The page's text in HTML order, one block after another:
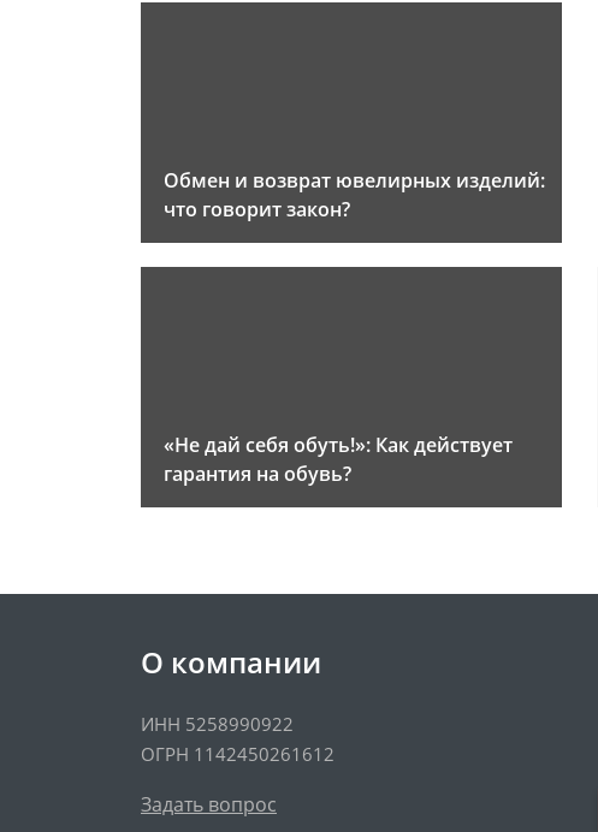
Обмен и возврат ювелирных изделий:
что говорит закон?
«Не дай себя обуть!»: Как действует
гарантия на обувь?
О компании
ИНН 5258990922
ОГРН 1142450261612
Задать вопрос